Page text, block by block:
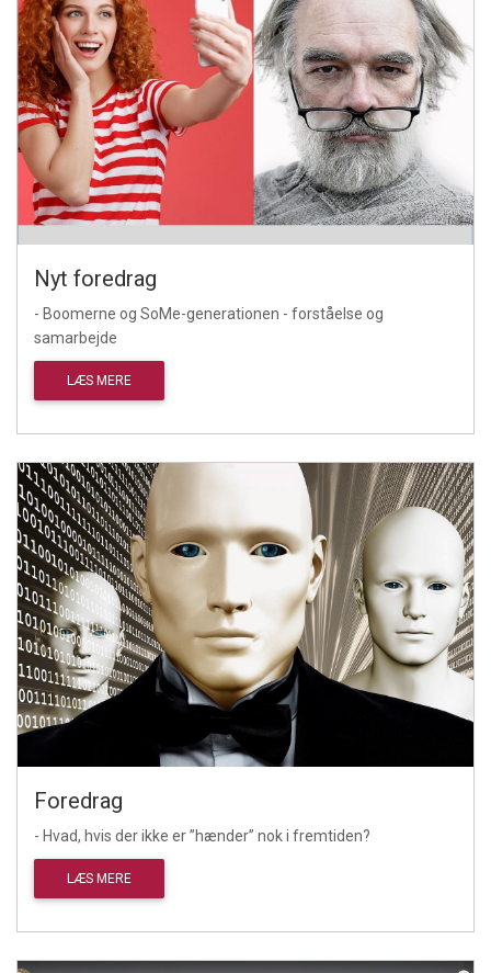
Nyt foredrag
- Boomerne og SoMe-generationen - forståelse og
samarbejde
LÆS MERE
Foredrag
- Hvad, hvis der ikke er ”hænder” nok i fremtiden?
LÆS MERE